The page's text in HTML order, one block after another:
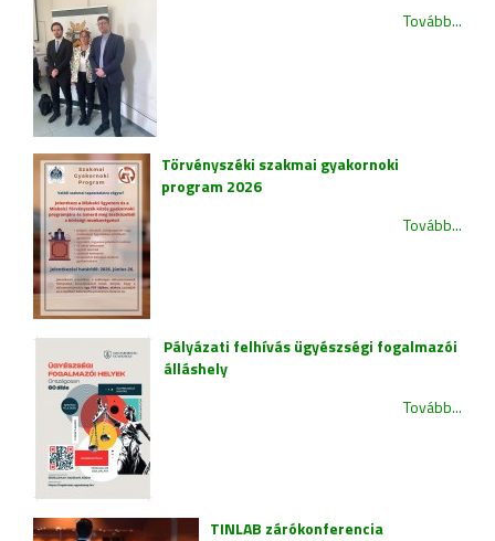
Tovább...
Törvényszéki szakmai gyakornoki
program 2026
Tovább...
Pályázati felhívás ügyészségi fogalmazói
álláshely
Tovább...
TINLAB zárókonferencia